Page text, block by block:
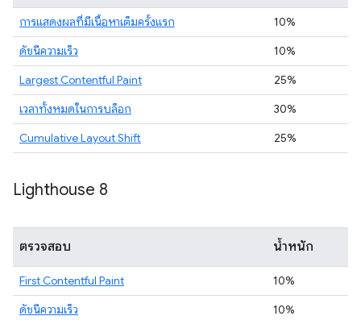
การแสดงผลที่มีเนื้อหาเต็มครั้งแรก
10%
ดัชนีความเร็ว
10%
Largest Contentful Paint
25%
เวลาทั้งหมดในการบล็อก
30%
Cumulative Layout Shift
25%
Lighthouse 8
ตรวจสอบ น้ำหนัก
First Contentful Paint
10%
ดัชนีความเร็ว
10%